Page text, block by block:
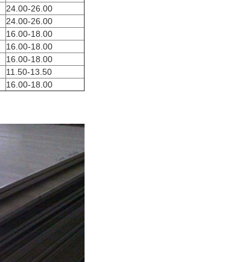
24.00-26.00
24.00-26.00
16.00-18.00
16.00-18.00
16.00-18.00
11.50-13.50
16.00-18.00